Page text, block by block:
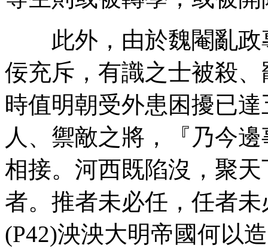
此外，由於魏閹亂政
佞充斥，有識之士被殺
時值明朝受外患困擾已
人、禦敵之將，『乃今
相接。河西既陷沒，聚
者。推者未必任，任者
(P42)泱泱大明帝國何以